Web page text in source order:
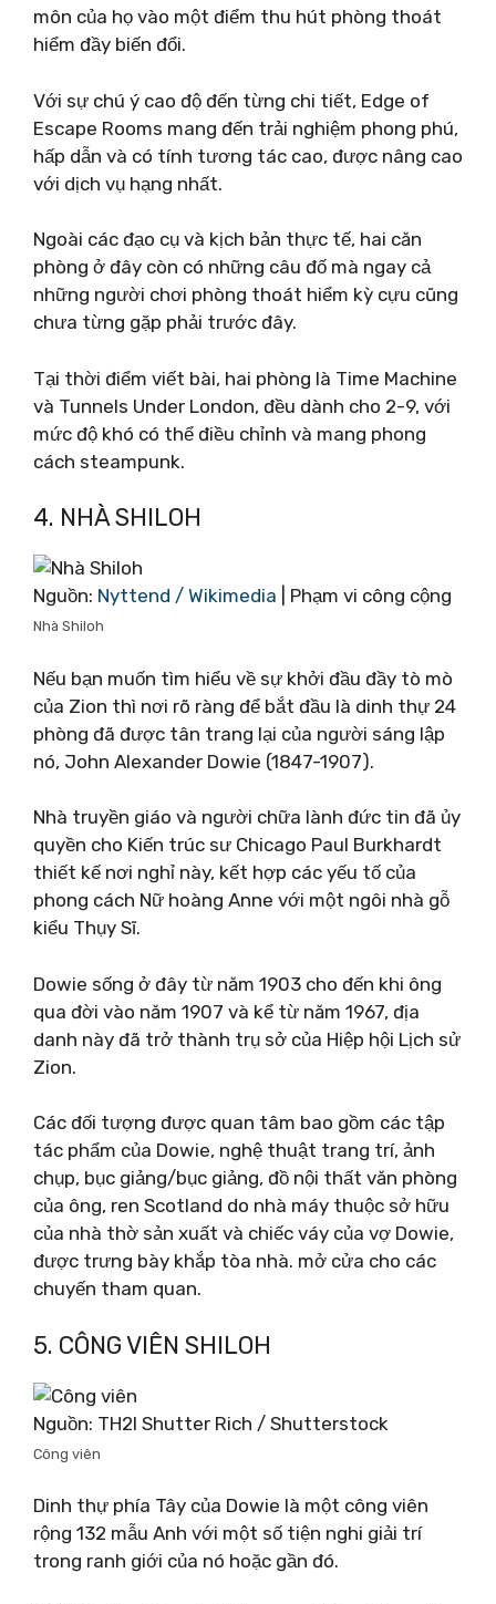
môn của họ vào một điểm thu hút phòng thoát
hiểm đầy biến đổi.
Với sự chú ý cao độ đến từng chi tiết, Edge of
Escape Rooms mang đến trải nghiệm phong phú,
hấp dẫn và có tính tương tác cao, được nâng cao
với dịch vụ hạng nhất.
Ngoài các đạo cụ và kịch bản thực tế, hai căn
phòng ở đây còn có những câu đố mà ngay cả
những người chơi phòng thoát hiểm kỳ cựu cũng
chưa từng gặp phải trước đây.
Tại thời điểm viết bài, hai phòng là Time Machine
và Tunnels Under London, đều dành cho 2-9, với
mức độ khó có thể điều chỉnh và mang phong
cách steampunk.
4. NHÀ SHILOH
Nguồn: Nyttend / Wikimedia | Phạm vi công cộng
Nhà Shiloh
Nếu bạn muốn tìm hiểu về sự khởi đầu đầy tò mò
của Zion thì nơi rõ ràng để bắt đầu là dinh thự 24
phòng đã được tân trang lại của người sáng lập
nó, John Alexander Dowie (1847-1907).
Nhà truyền giáo và người chữa lành đức tin đã ủy
quyền cho Kiến trúc sư Chicago Paul Burkhardt
thiết kế nơi nghỉ này, kết hợp các yếu tố của
phong cách Nữ hoàng Anne với một ngôi nhà gỗ
kiểu Thụy Sĩ.
Dowie sống ở đây từ năm 1903 cho đến khi ông
qua đời vào năm 1907 và kể từ năm 1967, địa
danh này đã trở thành trụ sở của Hiệp hội Lịch sử
Zion.
Các đối tượng được quan tâm bao gồm các tập
tác phẩm của Dowie, nghệ thuật trang trí, ảnh
chụp, bục giảng/bục giảng, đồ nội thất văn phòng
của ông, ren Scotland do nhà máy thuộc sở hữu
của nhà thờ sản xuất và chiếc váy của vợ Dowie,
được trưng bày khắp tòa nhà. mở cửa cho các
chuyến tham quan.
5. CÔNG VIÊN SHILOH
Nguồn: TH2I Shutter Rich / Shutterstock
Công viên
Dinh thự phía Tây của Dowie là một công viên
rộng 132 mẫu Anh với một số tiện nghi giải trí
trong ranh giới của nó hoặc gần đó.